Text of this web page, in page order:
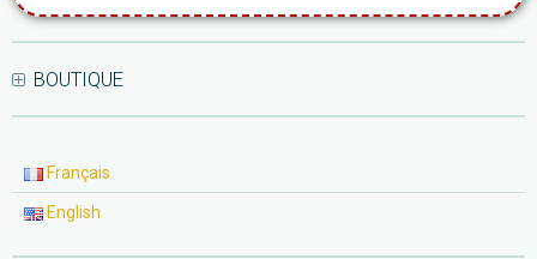
BOUTIQUE
Français
English